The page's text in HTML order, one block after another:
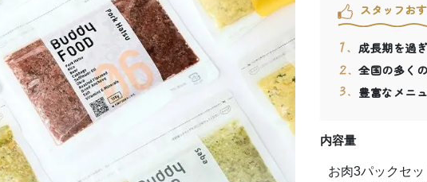
スタッフお
成長期を過
全国の多く
豊富なメニ
内容量
お肉3パックセッ